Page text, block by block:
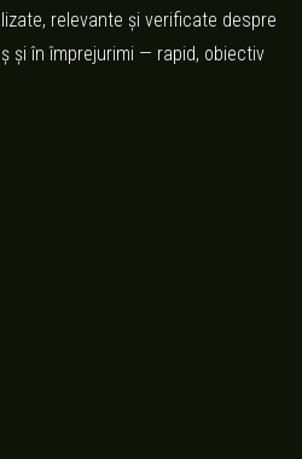
relevante și verificate despre
și în împrejurimi — rapid, obiectiv